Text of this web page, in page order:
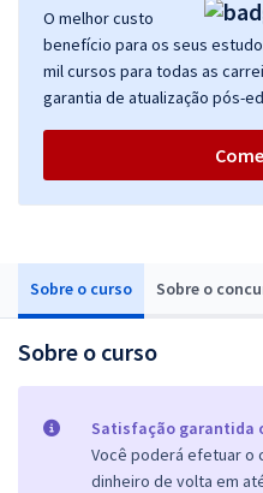
Sobre o curso Sobre o
Sobre o curso
Satisfação garantida
Você poderá efetuar o
dinheiro de volta em
O melhor custo
benefício para os seus
mil cursos para todas as
garantia de atualização pós-